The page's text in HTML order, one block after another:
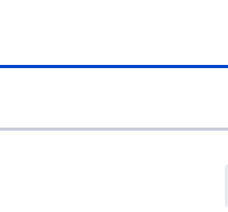
content